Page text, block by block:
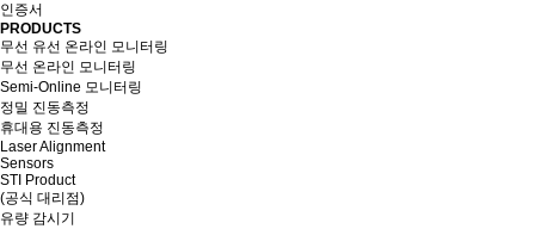
인증서
PRODUCTS
무선 유선 온라인 모니터링
무선 온라인 모니터링
Semi-Online 모니터링
정밀 진동측정
휴대용 진동측정
Laser Alignment
Sensors
STI Product
(공식 대리점)
유량 감시기